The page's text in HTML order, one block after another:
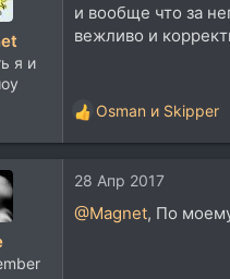
я и
2007
4.264
и вообще что за
вежливо и
Р
е
к
ц
и
Osman и Skipper
28 Апр 2017
@Magnet, По